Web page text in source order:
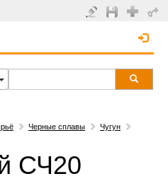
Черные сплавы
Чугун
СЧ20